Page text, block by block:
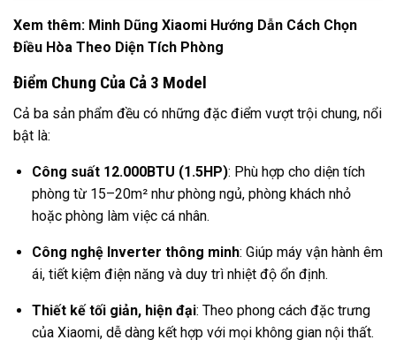
Xem thêm: Minh Dũng Xiaomi Hướng Dẫn Cách Chọn
Điều Hòa Theo Diện Tích Phòng
Điểm Chung Của Cả 3 Model
Cả ba sản phẩm đều có những đặc điểm vượt trội chung, nổi
bật là:
Công suất 12.000BTU (1.5HP): Phù hợp cho diện tích
phòng từ 15–20m² như phòng ngủ, phòng khách nhỏ
hoặc phòng làm việc cá nhân.
Công nghệ Inverter thông minh: Giúp máy vận hành êm
ái, tiết kiệm điện năng và duy trì nhiệt độ ổn định.
Thiết kế tối giản, hiện đại: Theo phong cách đặc trưng
của Xiaomi, dễ dàng kết hợp với mọi không gian nội thất.